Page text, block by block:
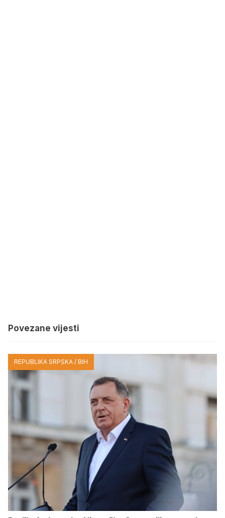
Povezane vijesti
REPUBLIKA SRPSKA / BIH